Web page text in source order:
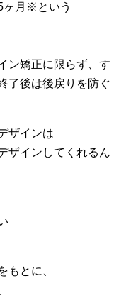
ヶ月※という
ン矯正に限らず、す
了後は後戻りを防ぐ
ザインは
ザインしてくれるん
もとに、